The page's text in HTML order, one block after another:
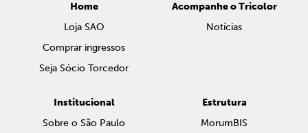
Home
Loja SAO
Comprar ingressos
Seja Sócio Torcedor
Acompanhe o Tricolor
Notícias
Institucional
Sobre o São Paulo
Estrutura
MorumBIS